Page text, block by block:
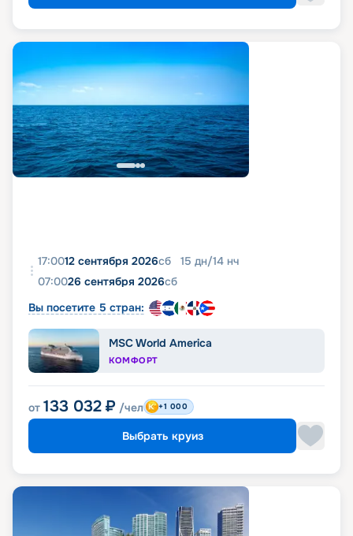
17:0012 сентября 2026сб 15 дн/14 нч
07:0026 сентября 2026сб
Вы посетите 5 стран:
MSC World America
КОМФОРТ
от 133 032 ₽ /чел +1 000
Выбрать круиз